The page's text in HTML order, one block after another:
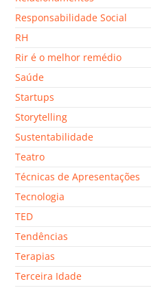
Responsabilidade Social
RH
Rir é o melhor remédio
Saúde
Startups
Storytelling
Sustentabilidade
Teatro
Técnicas de Apresentações
Tecnologia
TED
Tendências
Terapias
Terceira Idade